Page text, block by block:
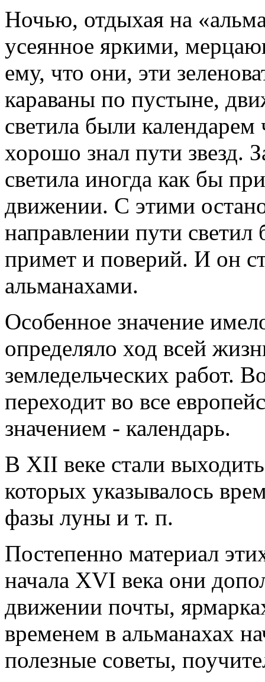
Ночью, отдыхая на
усеянное яркими,
ему, что они, эти
караваны по пустыне,
светила были
хорошо знал пути звезд.
светила иногда как бы
движении. С этими
направлении пути
примет и поверий. И он
альманахами.
Особенное значение
определяло ход всей
земледельческих работ.
переходит во все
значением - календарь.
В XII веке стали
которых указывалось
фазы луны и т. п.
Постепенно материал
начала XVI века они
движении почты,
временем в альманахах
полезные советы,